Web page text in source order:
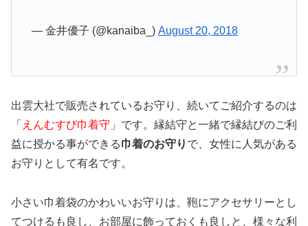
— 金井優子 (@kanaiba_) August 20, 2018
出雲大社で販売されているお守り、続いてご紹介するのは
「 えんむすび巾着守 」です。縁結守と一緒で縁結びのご利
益に授かる事ができる巾着のお守り で、女性に人気がある
お守りとして有名です。
小さい巾着袋のかわいいお守りは、鞄にアクセサリーとし
てつけるも良し、お部屋に飾っておくも良しと、様々な利